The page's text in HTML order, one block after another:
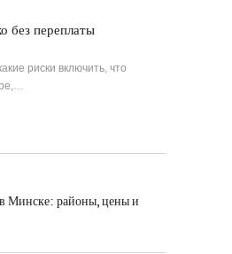
без переплаты
риски включить, что
в Минске: районы, цены и